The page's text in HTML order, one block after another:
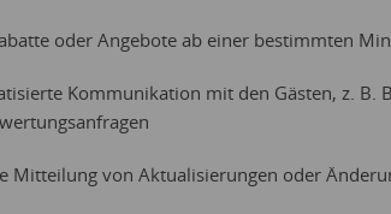
oder Angebote ab einer bestimmten
Kommunikation mit den Gästen, z. B.
Mitteilung von Aktualisierungen oder